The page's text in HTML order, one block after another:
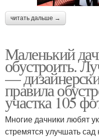
читать дальше →
Маленький
обустроить.
—
правила
участка 105
Многие дачники любят
стремятся улучшать